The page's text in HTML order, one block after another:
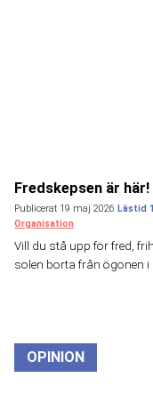
Fredskepsen är här!
Publicerat 19 maj 2026
Organisation
Vill du stå upp för fred,
solen borta från ögonen
OPINION